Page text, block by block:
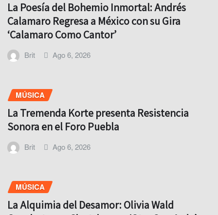
La Poesía del Bohemio Inmortal: Andrés
Calamaro Regresa a México con su Gira
‘Calamaro Como Cantor’
Brit Ago 6, 2026
MÚSICA
La Tremenda Korte presenta Resistencia
Sonora en el Foro Puebla
Brit Ago 6, 2026
MÚSICA
La Alquimia del Desamor: Olivia Wald